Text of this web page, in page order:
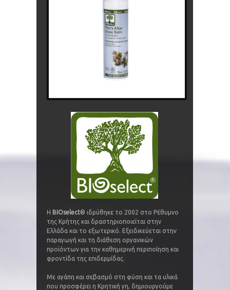
Η BIOselect® ιδρύθηκε το 2002 στο Ρέθυμνο
της Κρήτης και δραστηριοποιείται στην
Ελλάδα και το εξωτερικό. Εξειδικεύεται στην
παραγωγή και τη διάθεση οργανικών
προϊόντων για την καθημερινή περιποίηση και
φροντίδα της επιδερμίδας.
Με αγάπη και σεβασμό στη φύση και τα υλικά
που προσφέρει η Κρητική γη, δημιουργούμε